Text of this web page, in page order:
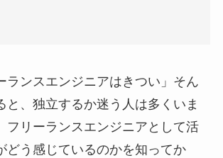
ランスエンジニアはきつい」そん
と、独立するか迷う人は多くいま
フリーランスエンジニアとして活
どう感じているのかを知ってか